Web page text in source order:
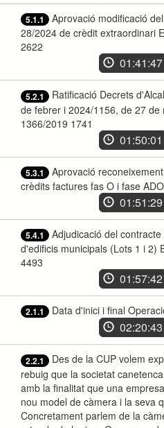
5.1.1
Aprovació modificació
28/2024 de crèdit extraordinari
2622
01:41:47
5.2.1
Ratificació Decrets
de febrer i 2024/1156, de 27 de
1366/2019 1741
01:50:01
5.3.1
Aprovació
crèdits factures fas O i fase ADO
01:51:29
5.4.1
Adjudicació del
d'edificis municipals (Lots 1 i 2)
4493
01:57:42
2.1.1 Data d'inici i final
02:20:43
2.2.1
Des de la CUP volem
rebuig que la societat
amb la finalitat que una
nou model de càmera i la seva
Concretament parlem de la